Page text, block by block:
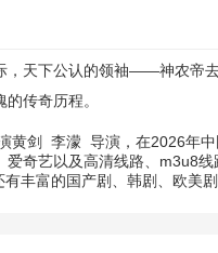
天下公认的领袖——神农帝
传奇历程。
黄剑 李濛 导演，在2026年
奇艺以及高清线路、m3u8
丰富的国产剧、韩剧、欧美